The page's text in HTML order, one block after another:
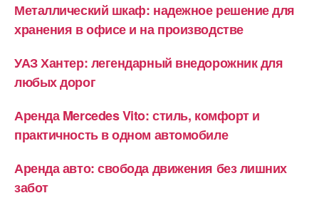
Металлический шкаф: надежное решение для
хранения в офисе и на производстве
УАЗ Хантер: легендарный внедорожник для
любых дорог
Аренда Mercedes Vito: стиль, комфорт и
практичность в одном автомобиле
Аренда авто: свобода движения без лишних
забот